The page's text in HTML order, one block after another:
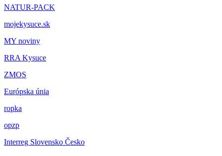
NATUR-PACK
mojekysuce.sk
MY noviny
RRA Kysuce
ZMOS
Európska únia
ropka
opzp
Interreg Slovensko Česko